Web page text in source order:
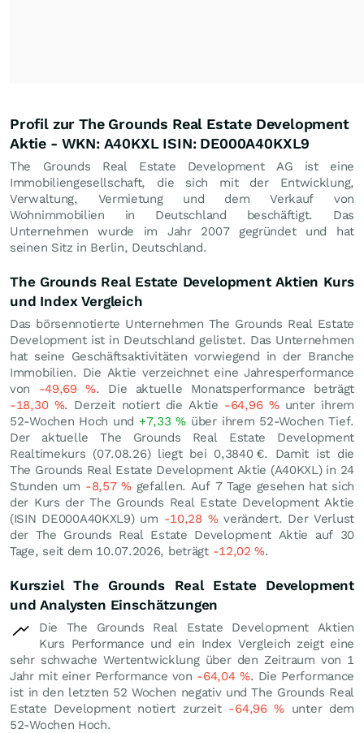
Profil zur The Grounds Real Estate Development
Aktie - WKN: A40KXL ISIN: DE000A40KXL9
The Grounds Real Estate Development AG ist eine
Immobiliengesellschaft, die sich mit der Entwicklung,
Verwaltung, Vermietung und dem Verkauf von
Wohnimmobilien in Deutschland beschäftigt. Das
Unternehmen wurde im Jahr 2007 gegründet und hat
seinen Sitz in Berlin, Deutschland.
The Grounds Real Estate Development Aktien Kurs
und Index Vergleich
Das börsennotierte Unternehmen The Grounds Real Estate
Development ist in Deutschland gelistet. Das Unternehmen
hat seine Geschäftsaktivitäten vorwiegend in der Branche
Immobilien. Die Aktie verzeichnet eine Jahresperformance
von -49,69%. Die aktuelle Monatsperformance beträgt
-18,30 %. Derzeit notiert die Aktie -64,96 %unter ihrem
52-Wochen Hoch und +7,33% über ihrem 52-Wochen Tief.
Der aktuelle The Grounds Real Estate Development
Realtimekurs (07.08.26) liegt bei 0,3840 €. Damit ist die
The Grounds Real Estate Development Aktie (A40KXL) in 24
Stunden um -8,57%gefallen. Auf 7 Tage gesehen hat sich
der Kurs der The Grounds Real Estate Development Aktie
(ISIN DE000A40KXL9) um -10,28 %verändert. Der Verlust
der The Grounds Real Estate Development Aktie auf 30
Tage, seit dem 10.07.2026, beträgt -12,02%.
Kursziel The Grounds Real Estate Development
und Analysten Einschätzungen
Die The Grounds Real Estate Development Aktien
Kurs Performance und ein Index Vergleich zeigt eine
sehr schwache Wertentwicklung über den Zeitraum von 1
Jahr mit einer Performance von -64,04 %. Die Performance
ist in den letzten 52 Wochen negativ und The Grounds Real
Estate Development notiert zurzeit -64,96% unter dem
52-Wochen Hoch.